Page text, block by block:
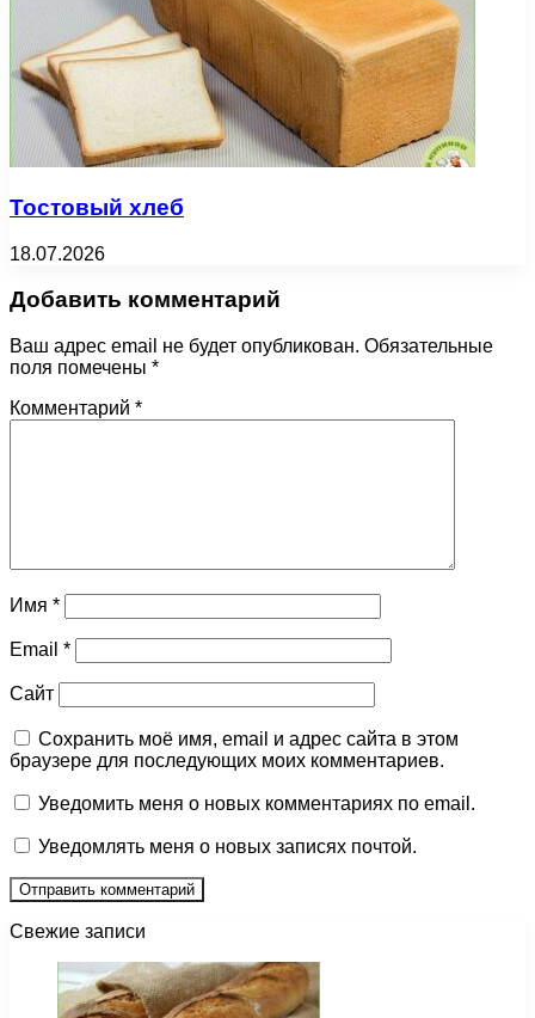
Тостовый хлеб
18.07.2026
Добавить комментарий
Ваш адрес email не будет опубликован. Обязательные
поля помечены *
Комментарий *
Имя *
Email *
Сайт
Сохранить моё имя, email и адрес сайта в этом
браузере для последующих моих комментариев.
Уведомить меня о новых комментариях по email.
Уведомлять меня о новых записях почтой.
Свежие записи